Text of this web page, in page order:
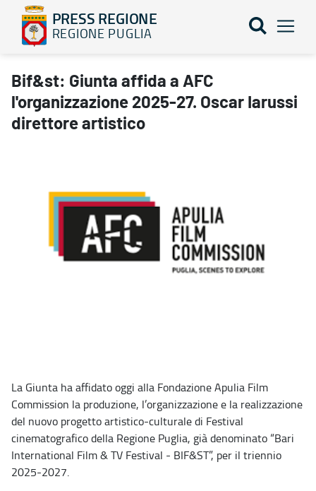
PRESS REGIONE
REGIONE PUGLIA
Bif&st: Giunta affida a AFC l'organizzazione 2025-27. Oscar
Bif&st: Giunta affida a AFC
l'organizzazione 2025-27. Oscar Iarussi
direttore artistico
La Giunta ha affidato oggi alla Fondazione Apulia Film
Commission la produzione, l’organizzazione e la realizzazione
del nuovo progetto artistico-culturale di Festival
cinematografico della Regione Puglia, già denominato “Bari
International Film & TV Festival - BIF&ST”, per il triennio
2025-2027.